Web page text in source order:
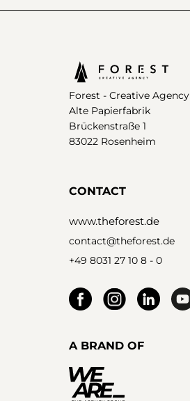
Forest - Creative Agency
Alte Papierfabrik
Brückenstraße 1
83022 Rosenheim
CONTACT
www.theforest.de
contact@theforest.de
+49 8031 27 10 8 - 0
A BRAND OF